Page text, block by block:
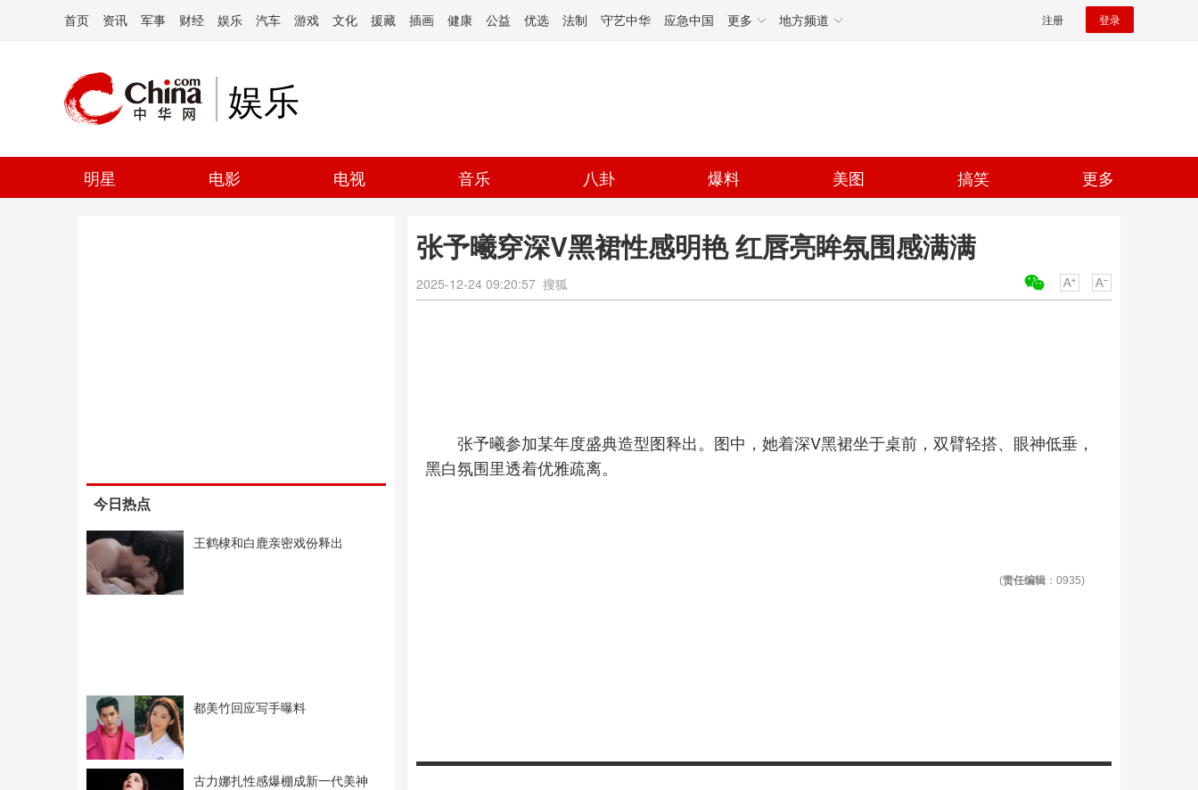
首页 资讯 军事 财经 娱乐 汽车 游戏 文化 援藏 插画 健康 公益 优选 法制 守艺中华 应急中国 更多 地方频道 注册 登录
娱乐
明星 电影 电视 音乐 八卦 爆料 美图 搞笑 更多
今日热点
王鹤棣和白鹿亲密戏份释出
都美竹回应写手曝料
古力娜扎性感爆棚成新一代美神
张予曦穿深V黑裙性感明艳 红唇亮眸氛围感满满
2025-12-24 09:20:57 搜狐
张予曦参加某年度盛典造型图释出。图中，她着深V黑裙坐于桌前，双臂轻搭、眼神低垂，
黑白氛围里透着优雅疏离。
(责任编辑 ：0935)